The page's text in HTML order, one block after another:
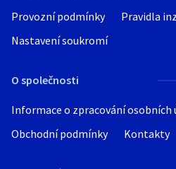
Provozní podmínky
Pravidla
Nastavení soukromí
O společnosti
Informace o zpracování osobních
Obchodní podmínky
Kontakty